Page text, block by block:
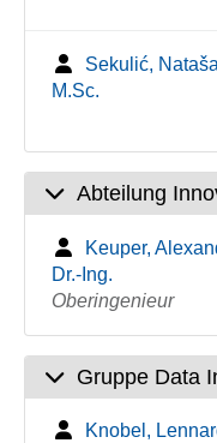
Sekulić,
M.Sc.
Abteilung
Keuper,
Dr.-Ing.
Oberingenieur
Gruppe Data
Knobel,